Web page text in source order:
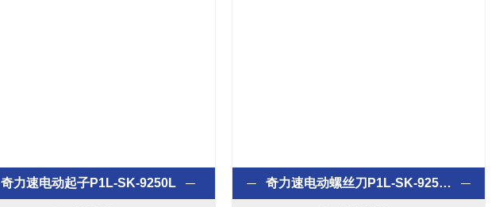
奇力速电动起子P1L-SK-9250L 奇力速电动螺丝刀P1L-SK-9250L